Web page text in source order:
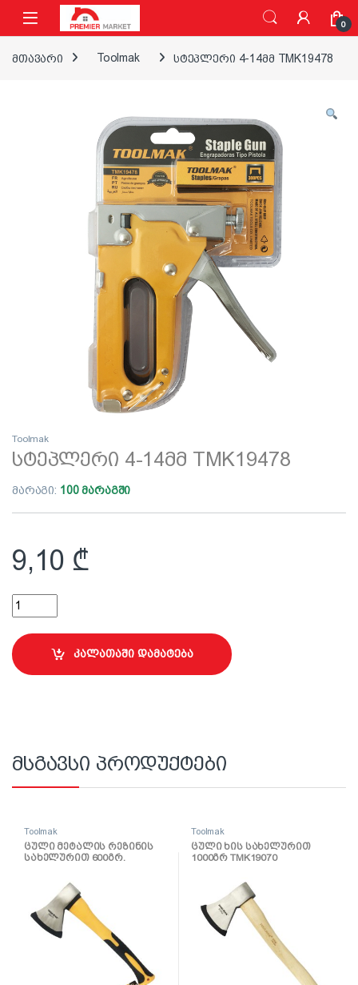
ნავიგაციაზე გადასვლა
შინაარსზე გადასვლა
0
მთავარი Toolmak სტეპლერი 4-14მმ TMK19478
Toolmak
სტეპლერი 4-14მმ TMK19478
მარაგი: 100 მარაგში
9,10 ₾
სტეპლერი 4-14მმ TMK19478 quantity
კალათაში დამატება
მსგავსი პროდუქტები
Toolmak
ცული მეტალის რეზინის
სახელურით 600გრ.
Toolmak
ცული ხის სახელურით
1000გრ TMK19070